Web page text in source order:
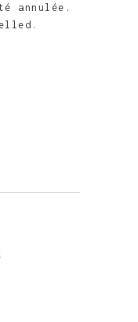
annulée.